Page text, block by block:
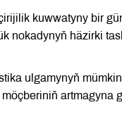
kuwwatyny bir
nokadynyň häzirki
ulgamynyň
artmagyna